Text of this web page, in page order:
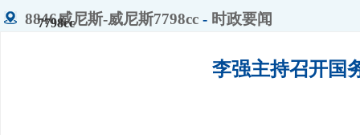
7798cc
8846威尼斯-威尼斯7798cc - 时政要闻
李强主持召开国